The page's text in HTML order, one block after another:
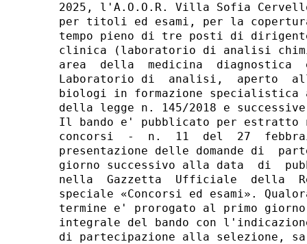
2025, l'A.O.O.R. Villa Sofia
per titoli ed esami, per la
tempo pieno di tre posti di
clinica (laboratorio di analisi
area  della  medicina
Laboratorio di  analisi,  aperto
biologi in formazione
della legge n. 145/2018 e
Il bando e' pubblicato per
concorsi  -  n.  11  del  27
presentazione delle domande di
giorno successivo alla data  di
nella  Gazzetta  Ufficiale  della
speciale «Concorsi ed esami».
termine e' prorogato al primo
integrale del bando con
di partecipazione alla selezione,